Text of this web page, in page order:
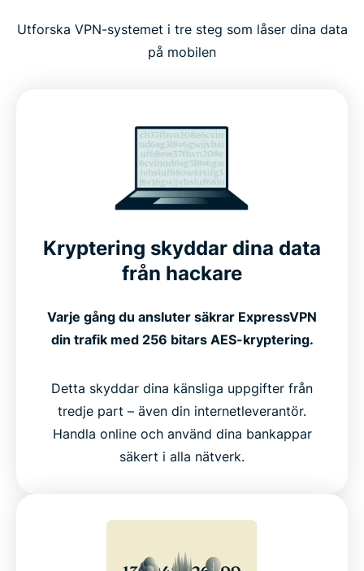
Utforska VPN-systemet i tre steg som låser dina data
på mobilen
Kryptering skyddar dina data
från hackare
Varje gång du ansluter säkrar ExpressVPN
din trafik med 256 bitars AES-kryptering.
Detta skyddar dina känsliga uppgifter från
tredje part – även din internetleverantör.
Handla online och använd dina bankappar
säkert i alla nätverk.